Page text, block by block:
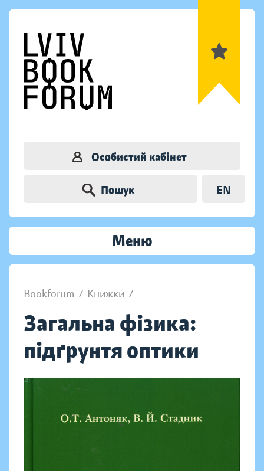
Особистий кабінет
Пошук EN
Меню
Bookforum / Книжки /
Загальна фізика:
підґрунтя оптики